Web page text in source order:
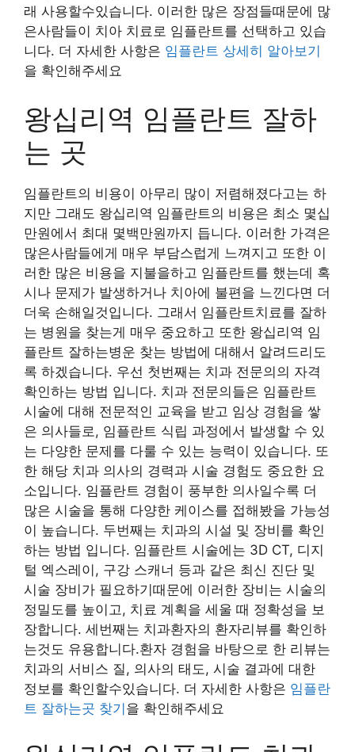
래 사용할수있습니다. 이러한 많은 장점들때문에 많
은사람들이 치아 치료로 임플란트를 선택하고 있습
니다. 더 자세한 사항은 임플란트 상세히 알아보기
을 확인해주세요
왕십리역 임플란트 잘하
는 곳
임플란트의 비용이 아무리 많이 저렴해졌다고는 하
지만 그래도 왕십리역 임플란트의 비용은 최소 몇십
만원에서 최대 몇백만원까지 듭니다. 이러한 가격은
많은사람들에게 매우 부담스럽게 느껴지고 또한 이
러한 많은 비용을 지불을하고 임플란트를 했는데 혹
시나 문제가 발생하거나 치아에 불편을 느낀다면 더
더욱 손해일것입니다. 그래서 임플란트치료를 잘하
는 병원을 찾는게 매우 중요하고 또한 왕십리역 임
플란트 잘하는병운 찾는 방법에 대해서 알려드리도
록 하겠습니다. 우선 첫번째는 치과 전문의의 자격
확인하는 방법 입니다. 치과 전문의들은 임플란트
시술에 대해 전문적인 교육을 받고 임상 경험을 쌓
은 의사들로, 임플란트 식립 과정에서 발생할 수 있
는 다양한 문제를 다룰 수 있는 능력이 있습니다. 또
한 해당 치과 의사의 경력과 시술 경험도 중요한 요
소입니다. 임플란트 경험이 풍부한 의사일수록 더
많은 시술을 통해 다양한 케이스를 접해봤을 가능성
이 높습니다. 두번째는 치과의 시설 및 장비를 확인
하는 방법 입니다. 임플란트 시술에는 3D CT, 디지
털 엑스레이, 구강 스캐너 등과 같은 최신 진단 및
시술 장비가 필요하기때문에 이러한 장비는 시술의
정밀도를 높이고, 치료 계획을 세울 때 정확성을 보
장합니다. 세번째는 치과환자의 환자리뷰를 확인하
는것도 유용합니다.환자 경험을 바탕으로 한 리뷰는
치과의 서비스 질, 의사의 태도, 시술 결과에 대한
정보를 확인할수있습니다. 더 자세한 사항은 임플란
트 잘하는곳 찾기을 확인해주세요